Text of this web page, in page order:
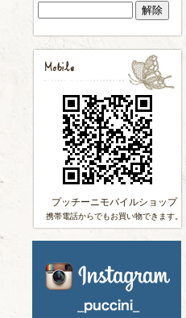
プッチーニモバイルショップ
携帯電話からでもお買い物できます。